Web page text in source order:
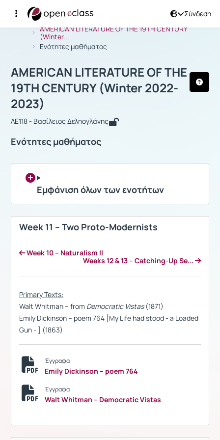
Σύνδεση
Αρχική Σελίδα
AMERICAN LITERATURE OF THE 19TH CENTURY
(Winter...
Ενότητες μαθήματος
Μάθημα : AMERICAN LITERATURE
AMERICAN LITERATURE OF THE
19TH CENTURY (Winter 2022-
2023)
ΛΕ118 - Βασίλειος Δεληογλάνης
Ενότητες μαθήματος
Εμφάνιση όλων των ενοτήτων
Week 11 – Two Proto-Modernists
Week 10 – Naturalism II
Weeks 12 & 13 – Catching-Up Se...
Primary Texts:
Walt Whitman – from Democratic Vistas(1871)
Emily Dickinson – poem 764 [My Life had stood - a Loaded
Gun - ] (1863)
Έγγραφα
Emily Dickinson – poem 764
Έγγραφα
Walt Whitman – Democratic Vistas